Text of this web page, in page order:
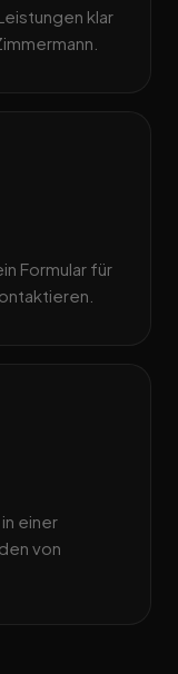
klar
Formular für
einer
von